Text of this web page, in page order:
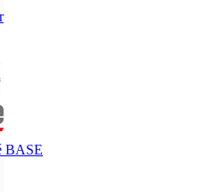
BASE